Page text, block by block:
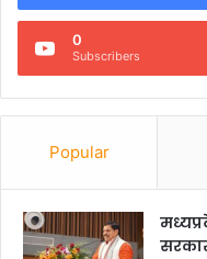
0
Subscribers
Popular